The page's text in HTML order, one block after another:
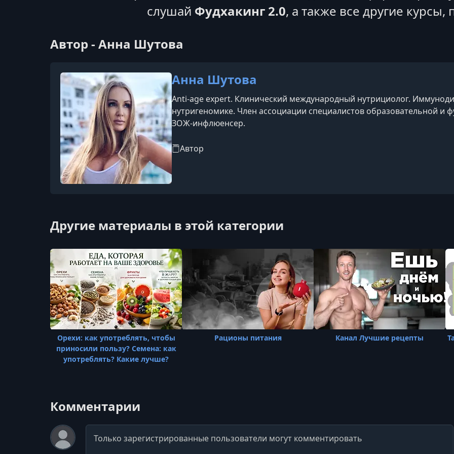
слушай Фудхакинг 2.0, а также все другие курсы,
Автор - Анна Шутова
Анна Шутова
Anti-age expert. Клинический международный нутрициолог.
нутригеномике. Член ассоциации специалистов образовательной
ЗОЖ-инфлюенсер.
Автор
Другие материалы в этой категории
Орехи: как употреблять, чтобы
приносили пользу? Семена: как
употреблять? Какие лучше?
Рационы питания Канал Лучшие рецепты
Комментарии
Комментарий